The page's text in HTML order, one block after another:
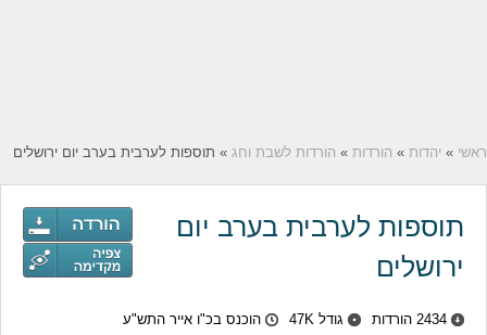
ראשי » יהדות » הורדות » הורדות לשבת וחג » תוספות לערבית בערב יום ירושלים
תוספות לערבית בערב יום
ירושלים
2434 הורדות גודל 47K הוכנס בכ"ו אייר התש"ע